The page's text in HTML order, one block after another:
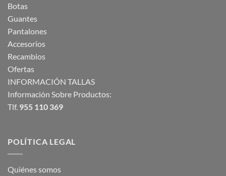
Botas
Guantes
Pantalones
Accesorios
Recambios
Ofertas
INFORMACIÓN TALLAS
Información Sobre Productos:
Tlf. 955 110 369
POLÍTICA LEGAL
Quiénes somos